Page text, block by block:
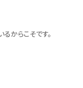
からこそです。